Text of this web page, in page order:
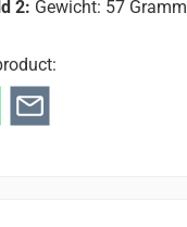
2: Gewicht: 57 Gramm